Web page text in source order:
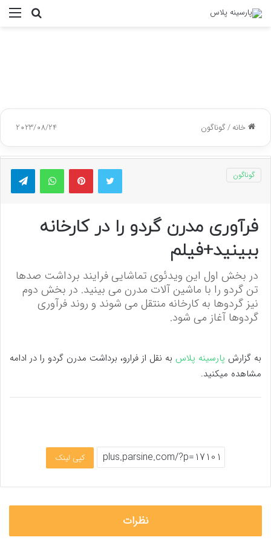
جستجو
خانه/گوناگون 2023/08/24
توییتر پینتریستواتس آپ
گوناگون
فرآوری مدرن گردو را در کارخانه
ببینید+فیلم
در بخش اول این ویدئوی تماشایی فرایند برداشت صدها
تن گردو را با ماشین آلات مدرن می بینید. در بخش دوم
نیز گردوها به کارخانه منتقل می شوند و روند فرآوری
گردوها آغاز می شود.
به گزارش پارسینه پلاس به نقل از فرارو، برداشت مدرن گردو را در ادامه
مشاهده میکنید.
کپی لینک
نظرات